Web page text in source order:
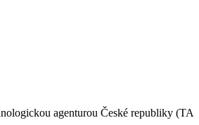
agenturou České republiky (TA